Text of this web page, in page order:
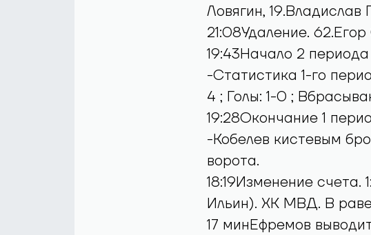
Ловягин,
21:08Удаление.
19:43Начало 2 периода
-Статистика 1-го
4 ; Голы: 1-0 ;
19:28Окончание 1
-Кобелев кистевым
ворота.
18:19Изменение счета.
Ильин). ХК МВД. В
17 минЕфремов